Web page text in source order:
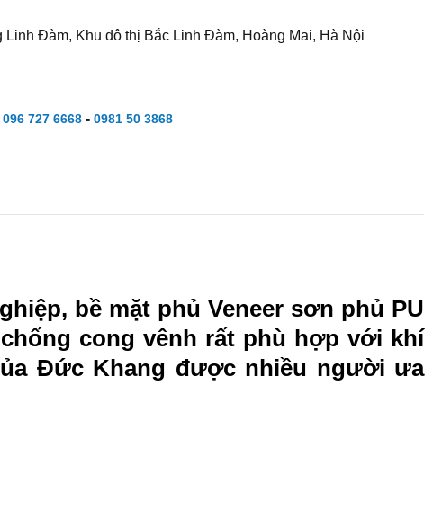
Đàm, Khu đô thị Bắc Linh Đàm, Hoàng Mai, Hà Nội
096 727 6668- 0981 50 3868
bề mặt phủ Veneer sơn phủ PU
cong vênh rất phù hợp với khí
Đức Khang được nhiều người ưa